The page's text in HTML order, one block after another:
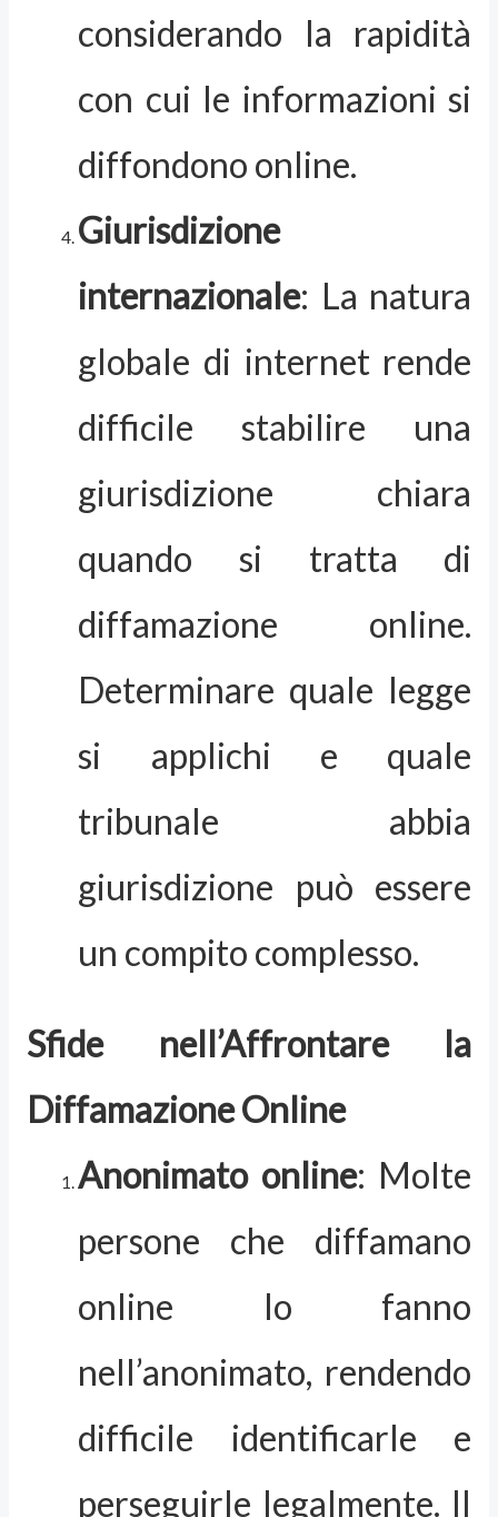
considerando la rapidità
con cui le informazioni si
diffondono online.
Giurisdizione
internazionale: La natura
globale di internet rende
difficile stabilire una
giurisdizione chiara
quando si tratta di
diffamazione online.
Determinare quale legge
si applichi e quale
tribunale abbia
giurisdizione può essere
un compito complesso.
Sfide nell’Affrontare la
Diffamazione Online
Anonimato online: Molte
persone che diffamano
online lo fanno
nell’anonimato, rendendo
difficile identificarle e
perseguirle legalmente. Il